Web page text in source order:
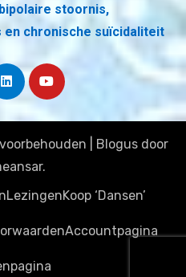
stoornis,
chronische suïcidaliteit
Blogusdoor
.
LezingenKoop ‘Dansen’
Accountpagina